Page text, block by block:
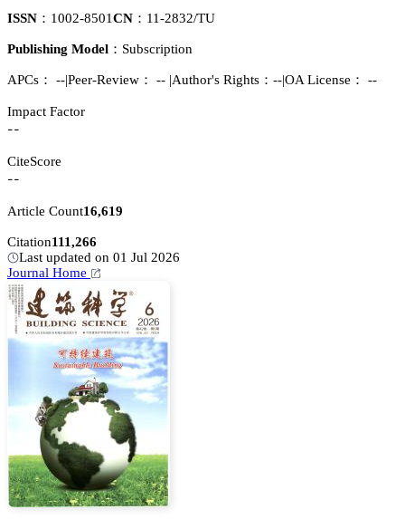
ISSN： 1002-8501CN： 11-2832/TU
Publishing Model： Subscription
APCs： --|Peer-Review： -- |Author's Rights：--|OA License： --
Impact Factor
--
CiteScore
--
Article Count16,619
Citation111,266
Last updated on 01 Jul 2026
Journal Home